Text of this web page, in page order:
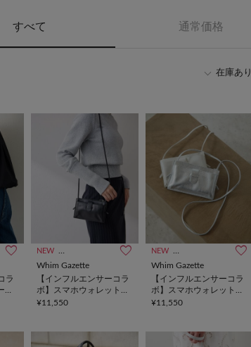
すべて 通常価格
在庫あり
ラ
ナ
NEW インフルエンサー企画
Whim Gazette
【インフルエンサーコラ
ボ】スマホウォレットシ
ョルダーバッグ3
¥11,550
NEW インフルエンサー企画
Whim Gazette
【インフルエンサーコラ
ボ】スマホウォレットシ
ョルダーバッグ3
¥11,550